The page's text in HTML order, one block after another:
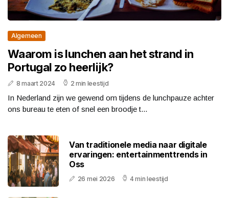
Algemeen
Waarom is lunchen aan het strand in
Portugal zo heerlijk?
8 maart 2024 2 min leestijd
In Nederland zijn we gewend om tijdens de lunchpauze achter
ons bureau te eten of snel een broodje t...
Van traditionele media naar digitale
ervaringen: entertainmenttrends in
Oss
26 mei 2026 4 min leestijd